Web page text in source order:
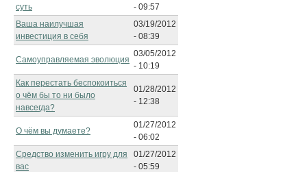
суть
- 09:57
Ваша наилучшая
инвестиция в себя
03/19/2012
- 08:39
Самоуправляемая эволюция
03/05/2012
- 10:19
Как перестать беспокоиться
о чём бы то ни было
навсегда?
01/28/2012
- 12:38
О чём вы думаете?
01/27/2012
- 06:02
Средство изменить игру для
вас
01/27/2012
- 05:59